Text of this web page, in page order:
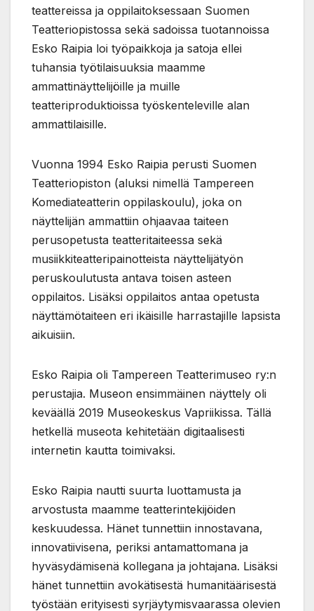
teattereissa ja oppilaitoksessaan Suomen
Teatteriopistossa sekä sadoissa tuotannoissa
Esko Raipia loi työpaikkoja ja satoja ellei
tuhansia työtilaisuuksia maamme
ammattinäyttelijöille ja muille
teatteriproduktioissa työskenteleville alan
ammattilaisille.
Vuonna 1994 Esko Raipia perusti Suomen
Teatteriopiston (aluksi nimellä Tampereen
Komediateatterin oppilaskoulu), joka on
näyttelijän ammattiin ohjaavaa taiteen
perusopetusta teatteritaiteessa sekä
musiikkiteatteripainotteista näyttelijätyön
peruskoulutusta antava toisen asteen
oppilaitos. Lisäksi oppilaitos antaa opetusta
näyttämötaiteen eri ikäisille harrastajille lapsista
aikuisiin.
Esko Raipia oli Tampereen Teatterimuseo ry:n
perustajia. Museon ensimmäinen näyttely oli
keväällä 2019 Museokeskus Vapriikissa. Tällä
hetkellä museota kehitetään digitaalisesti
internetin kautta toimivaksi.
Esko Raipia nautti suurta luottamusta ja
arvostusta maamme teatterintekijöiden
keskuudessa. Hänet tunnettiin innostavana,
innovatiivisena, periksi antamattomana ja
hyväsydämisenä kollegana ja johtajana. Lisäksi
hänet tunnettiin avokätisestä humanitäärisestä
työstään erityisesti syrjäytymisvaarassa olevien